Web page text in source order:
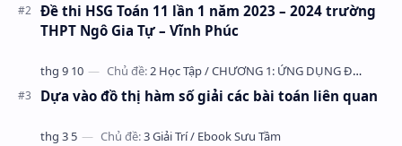
Đề thi HSG Toán 11 lần 1 năm 2023 – 2024 trường
THPT Ngô Gia Tự – Vĩnh Phúc
Dựa vào đồ thị hàm số giải các bài toán liên quan